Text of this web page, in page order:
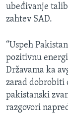
ubeđivanje
zahtev SAD.
“Uspeh
pozitivnu
Državama ka
zarad dobrobiti
pakistanski
razgovori